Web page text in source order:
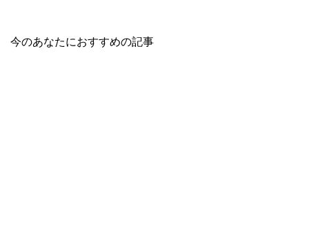
今のあなたにおすすめの記事